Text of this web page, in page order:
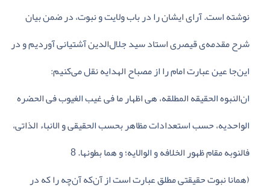
نوشته‌ است‌. آرای‌ ایشان‌ را در باب‌ ولایت‌ و نبوت‌، در ضمن‌ بیان‌
شرح‌ مقدمه‌ی‌ قیصری‌ استاد سید جلال‌الدین‌ آشتیانی‌ آوردیم‌ و در
این‌جا عین‌ عبارت‌ امام‌ را از مصباح‌ الهدایه‌ نقل‌ می‌کنیم‌:
ان‌النبوه‌ الحقیقه‌ المطلقه‌، هی‌ اظهار ما فی‌ غیب‌ الغیوب‌ فی‌ الحضره‌
الواحدیه‌، حسب‌ استعدادات‌ مظاهر بحسب‌ الحقیقی‌ و الانباء الذاتی‌،
فالنوبه‌ مقام‌ ظهور الخلافه‌ و الوالایه‌؛ و هما بطونها. 8
(همانا نبوت‌ حقیقتی‌ مطلق‌ عبارت‌ است‌ از آن‌که‌ آن‌چه‌ را که‌ در